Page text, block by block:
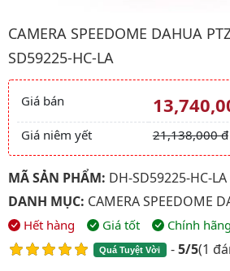
CAMERA SPEEDOME DAHUA
SD59225-HC-LA
Giá và khuyến
Giá bán
Giá niêm yết 21,138,000 đ
MÃ SẢN PHẨM: DH-SD59225-HC-LA
DANH MỤC: CAMERA SPEEDOME
Hết hàng Giá tốt Chính hãng
Quá Tuyệt Vời -5/5(1